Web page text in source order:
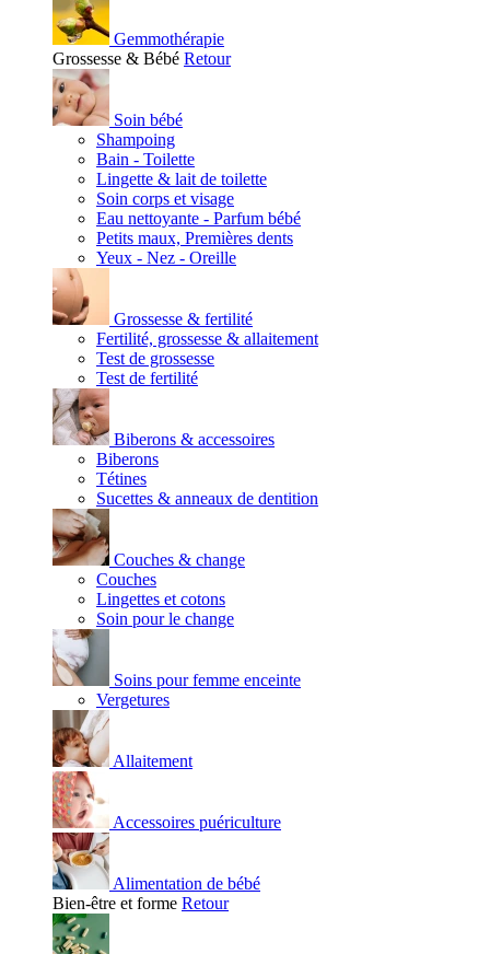
Gemmothérapie
Grossesse & Bébé Retour
Soin bébé
Shampoing
Bain - Toilette
Lingette & lait de toilette
Soin corps et visage
Eau nettoyante - Parfum bébé
Petits maux, Premières dents
Yeux - Nez - Oreille
Grossesse & fertilité
Fertilité, grossesse & allaitement
Test de grossesse
Test de fertilité
Biberons & accessoires
Biberons
Tétines
Sucettes & anneaux de dentition
Couches & change
Couches
Lingettes et cotons
Soin pour le change
Soins pour femme enceinte
Vergetures
Allaitement
Accessoires puériculture
Alimentation de bébé
Bien-être et forme Retour